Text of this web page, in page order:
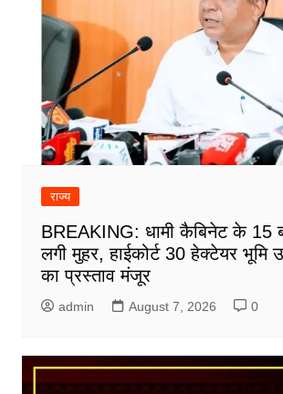
राज्य
BREAKING: धामी कैबिनेट के 15
लगी मुहर, हाईकोर्ट 30 हेक्टेयर भूमि
का प्रस्ताव मंजूर
admin August 7, 2026 0